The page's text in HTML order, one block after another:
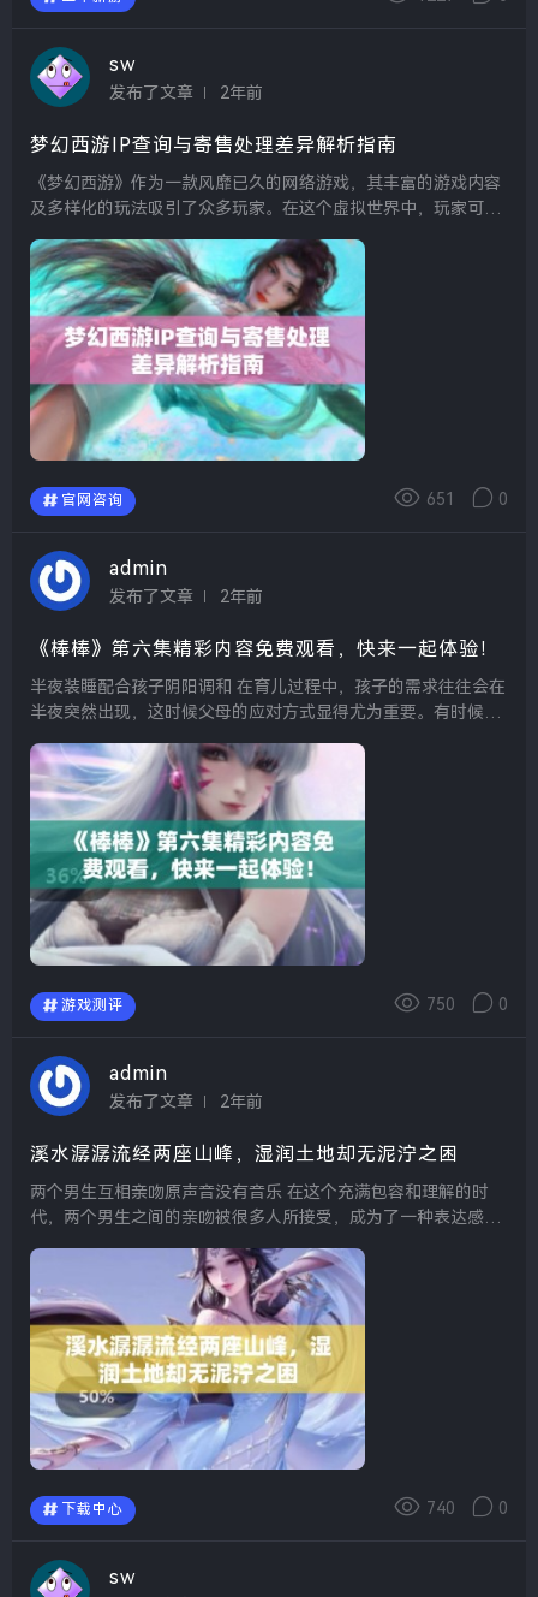
sw
发布了文章 2年前
梦幻西游IP查询与寄售处理差异解析指南
《梦幻西游》作为一款风靡已久的网络游戏，其丰富的游戏内容
及多样化的玩法吸引了众多玩家。在这个虚拟世界中，玩家可以
些操作时，IP查询与寄售处理是两个密切相关但又有所区别的...
官网咨询 651 0
admin
发布了文章 2年前
《棒棒》第六集精彩内容免费观看，快来一起体验！
半夜装睡配合孩子阴阳调和 在育儿过程中，孩子的需求往往会在
半夜突然出现，这时候父母的应对方式显得尤为重要。有时候，
求。在这个过程中，父母的隐性支持可以帮助孩子掌...
游戏测评 750 0
admin
发布了文章 2年前
溪水潺潺流经两座山峰，湿润土地却无泥泞之困
两个男生互相亲吻原声音没有音乐 在这个充满包容和理解的时
代，两个男生之间的亲吻被很多人所接受，成为了一种表达感情
人。彼此之间的感情通过这一份简单的亲吻得以升华，...
下载中心 740 0
sw